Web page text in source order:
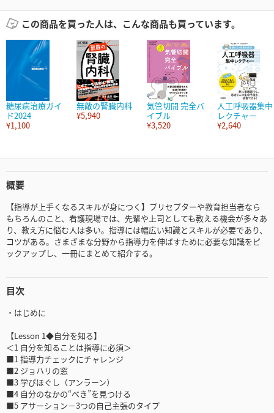
この商品を買った人は、こんな商品も買っています。
糖尿病治療ガイ
ド2024
¥1,100
無敵の腎臓内科
¥5,940
気管切開 完全バ
イブル
¥3,520
人工呼吸器集中
レクチャー
¥2,640
概要
【指導が上手くなるスキルが身につく】プリセプターや教育担当者なら
もちろんのこと、看護現場では、先輩や上司としても教える機会が多々あ
り、教え方に悩む人は多い。指導には幅広い知識とスキルが必要であり、
コツがある。さまざまな分野から指導力を伸ばすために必要な知識をピ
ックアップし、一冊にまとめて紹介する。
目次
・はじめに
【Lesson 1◆自分を知る】
＜1 自分を知ることは指導に必須＞
■1 指導力チェックにチャレンジ
■2 ジョハリの窓
■3 学びほぐし（アンラーン）
■4 自分のなかの“べき”を見つける
■5 アサーション－3つの自己主張のタイプ